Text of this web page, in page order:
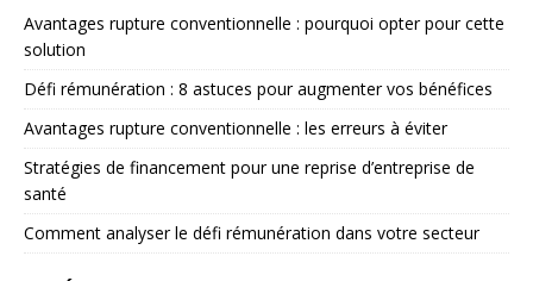
Avantages rupture conventionnelle : pourquoi opter pour cette
solution
Défi rémunération : 8 astuces pour augmenter vos bénéfices
Avantages rupture conventionnelle : les erreurs à éviter
Stratégies de financement pour une reprise d’entreprise de
santé
Comment analyser le défi rémunération dans votre secteur